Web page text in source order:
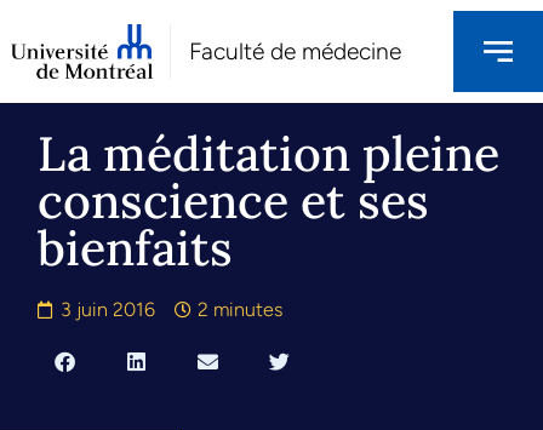
Faculté de médecine
La méditation pleine
conscience et ses
bienfaits
3 juin 2016 2 minutes